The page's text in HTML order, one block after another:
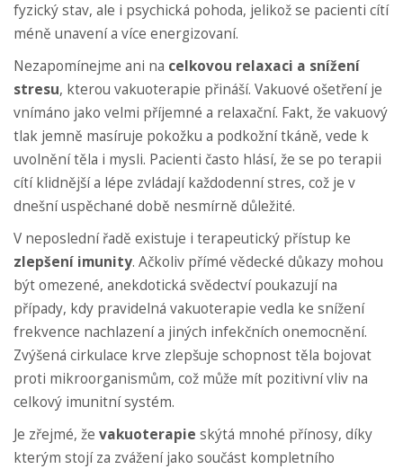
fyzický stav, ale i psychická pohoda, jelikož se pacienti cítí
méně unavení a více energizovaní.
Nezapomínejme ani na celkovou relaxaci a snížení
stresu, kterou vakuoterapie přináší. Vakuové ošetření je
vnímáno jako velmi příjemné a relaxační. Fakt, že vakuový
tlak jemně masíruje pokožku a podkožní tkáně, vede k
uvolnění těla i mysli. Pacienti často hlásí, že se po terapii
cítí klidnější a lépe zvládají každodenní stres, což je v
dnešní uspěchané době nesmírně důležité.
V neposlední řadě existuje i terapeutický přístup ke
zlepšení imunity. Ačkoliv přímé vědecké důkazy mohou
být omezené, anekdotická svědectví poukazují na
případy, kdy pravidelná vakuoterapie vedla ke snížení
frekvence nachlazení a jiných infekčních onemocnění.
Zvýšená cirkulace krve zlepšuje schopnost těla bojovat
proti mikroorganismům, což může mít pozitivní vliv na
celkový imunitní systém.
Je zřejmé, že vakuoterapie skýtá mnohé přínosy, díky
kterým stojí za zvážení jako součást kompletního